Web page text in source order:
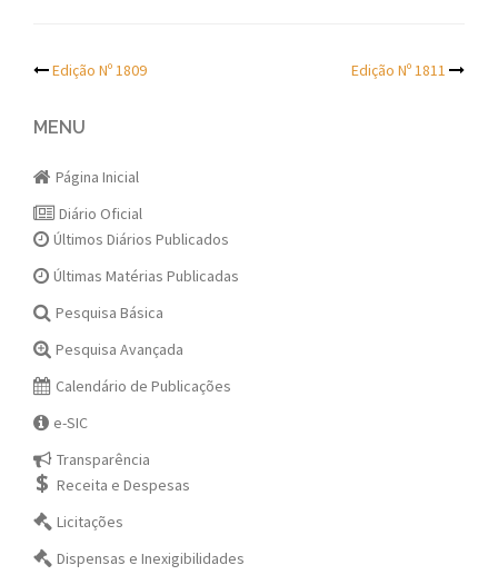
Post
navigation
Edição Nº 1809 Edição Nº 1811
MENU
Página Inicial
Diário Oficial
Últimos Diários Publicados
Últimas Matérias Publicadas
Pesquisa Básica
Pesquisa Avançada
Calendário de Publicações
e-SIC
Transparência
Receita e Despesas
Licitações
Dispensas e Inexigibilidades